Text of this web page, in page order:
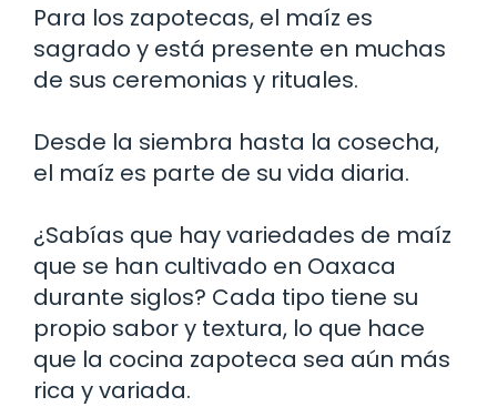
Para los zapotecas, el maíz es
sagrado y está presente en muchas
de sus ceremonias y rituales.
Desde la siembra hasta la cosecha,
el maíz es parte de su vida diaria.
¿Sabías que hay variedades de maíz
que se han cultivado en Oaxaca
durante siglos? Cada tipo tiene su
propio sabor y textura, lo que hace
que la cocina zapoteca sea aún más
rica y variada.